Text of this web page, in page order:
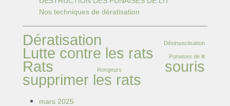
Nos techniques de dératisation
Dératisation Désinsectisation
Lutte contre les rats Punaises de lit
Rats Rongeurs souris
supprimer les rats
mars 2025